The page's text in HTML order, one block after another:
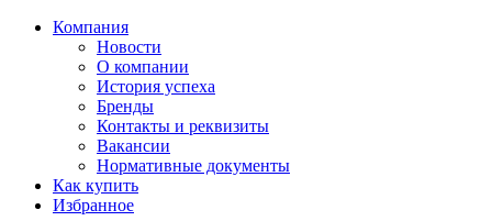
Компания
Новости
О компании
История успеха
Бренды
Контакты и реквизиты
Вакансии
Нормативные документы
Как купить
Избранное